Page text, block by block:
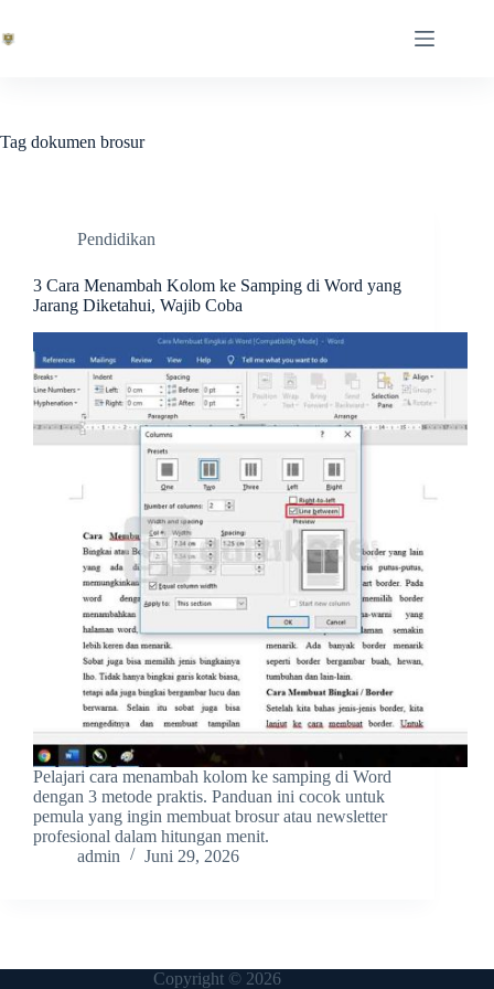
content
Tag dokumen brosur
Pendidikan
3 Cara Menambah Kolom ke Samping di Word yang
Jarang Diketahui, Wajib Coba
Pelajari cara menambah kolom ke samping di Word
dengan 3 metode praktis. Panduan ini cocok untuk
pemula yang ingin membuat brosur atau newsletter
profesional dalam hitungan menit.
admin
Juni 29, 2026
Copyright © 2026